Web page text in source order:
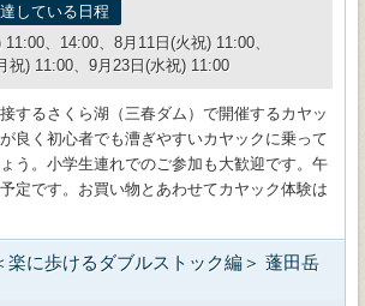
している日程
、14:00、8月11日(火祝) 11:00、
祝) 11:00、9月23日(水祝) 11:00
するさくら湖（三春ダム）で開催するカヤッ
良く初心者でも漕ぎやすいカヤックに乗って
う。小学生連れでのご参加も大歓迎です。午
定です。お買い物とあわせてカヤック体験は
楽に歩けるダブルストック編＞ 蓬田岳